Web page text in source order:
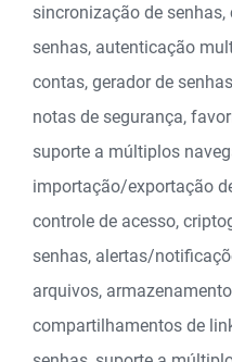
sincronização de
senhas, autenticação
contas, gerador de
notas de segurança,
suporte a múltiplos
importação/exportação
controle de acesso,
senhas, alertas/
arquivos,
compartilhamentos de